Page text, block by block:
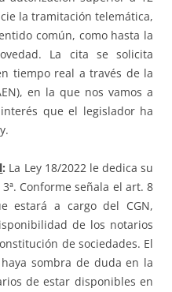
la tramitación telemática,
común, como hasta la
La cita se solicita
tiempo real a través de la
en la que nos vamos a
que el legislador ha
: La Ley 18/2022 le dedica su
Conforme señala el art. 8
estará a cargo del CGN,
de los notarios
de sociedades. El
sombra de duda en la
de estar disponibles en